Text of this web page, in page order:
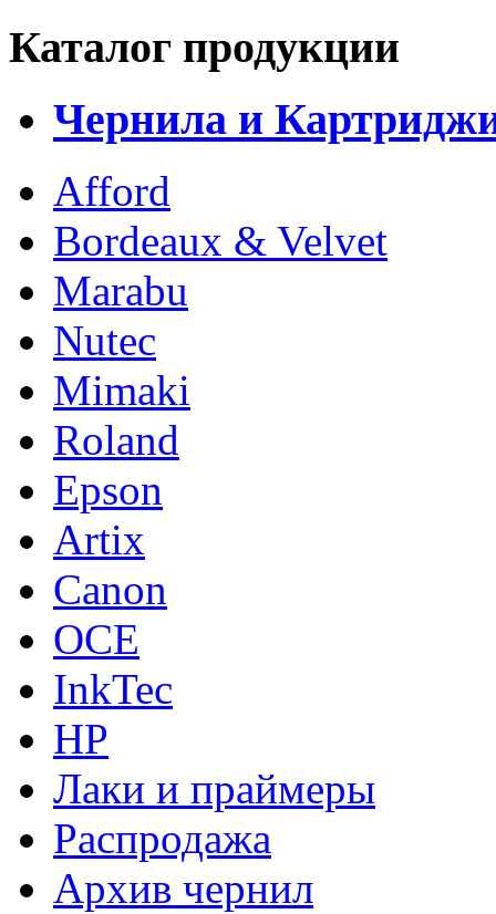
Каталог продукции
Чернила и
Afford
Bordeaux & Velvet
Marabu
Nutec
Mimaki
Roland
Epson
Artix
Canon
OCE
InkTec
HP
Лаки и праймеры
Распродажа
Архив чернил